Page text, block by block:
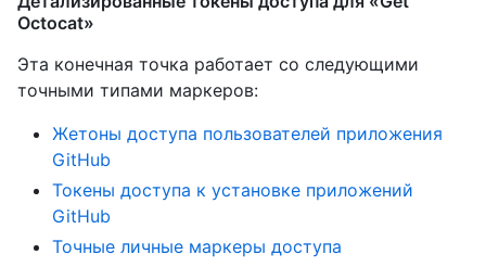
Octocat»
Эта конечная точка работает со следующими
точными типами маркеров:
Жетоны доступа пользователей приложения
GitHub
Токены доступа к установке приложений
GitHub
Точные личные маркеры доступа